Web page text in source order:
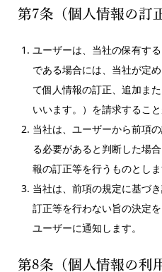
第7条（個人情報の訂
ユーザーは、当社の保有す
である場合には、当社が定
て個人情報の訂正、追加ま
いいます。）を請求すること
当社は、ユーザーから前項
る必要があると判断した場
報の訂正等を行うものとしま
当社は、前項の規定に基づ
訂正等を行わない旨の決定
ユーザーに通知します。
第8条（個人情報の利